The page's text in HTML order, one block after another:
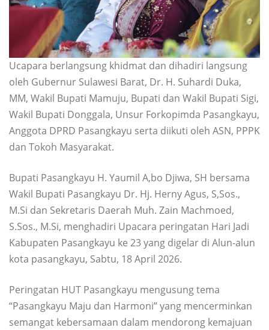
Ucapara berlangsung khidmat dan dihadiri langsung
oleh Gubernur Sulawesi Barat, Dr. H. Suhardi Duka,
MM, Wakil Bupati Mamuju, Bupati dan Wakil Bupati Sigi,
Wakil Bupati Donggala, Unsur Forkopimda Pasangkayu,
Anggota DPRD Pasangkayu serta diikuti oleh ASN, PPPK
dan Tokoh Masyarakat.
Bupati Pasangkayu H. Yaumil A,bo Djiwa, SH bersama
Wakil Bupati Pasangkayu Dr. Hj. Herny Agus, S,Sos.,
M.Si dan Sekretaris Daerah Muh. Zain Machmoed,
S.Sos., M.Si, menghadiri Upacara peringatan Hari Jadi
Kabupaten Pasangkayu ke 23 yang digelar di Alun-alun
kota pasangkayu, Sabtu, 18 April 2026.
Peringatan HUT Pasangkayu mengusung tema
“Pasangkayu Maju dan Harmoni” yang mencerminkan
semangat kebersamaan dalam mendorong kemajuan